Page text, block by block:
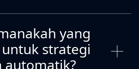
yang
strategi
automatik?